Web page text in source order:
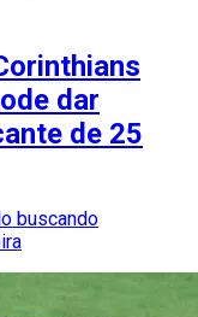
dar
de 25
buscando